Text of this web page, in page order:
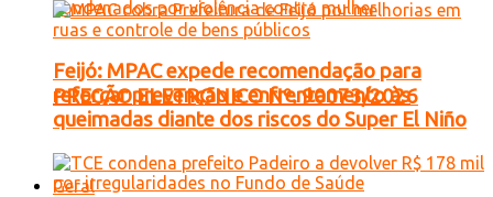
PREGÃO ELETRONICO Nº. 90073/2026
Geral
Feijó: MPAC expede recomendação para
reforçar prevenção e enfrentamento às
queimadas diante dos riscos do Super El Niño